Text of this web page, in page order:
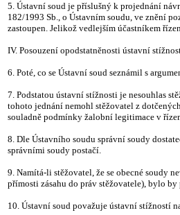
5. Ústavní soud je příslušný k projednání
182/1993 Sb., o Ústavním soudu, ve znění
zastoupen. Jelikož vedlejším účastníkem
IV. Posouzení opodstatněnosti ústavní
6. Poté, co se Ústavní soud seznámil s
7. Podstatou ústavní stížnosti je nesouhlas
tohoto jednání nemohl stěžovatel z
souladně podmínky žalobní legitimace v
8. Dle Ústavního soudu správní soudy
správními soudy postačí.
9. Namítá-li stěžovatel, že se obecné soudy
přímosti zásahu do práv stěžovatele), bylo
10. Ústavní soud považuje ústavní stížností